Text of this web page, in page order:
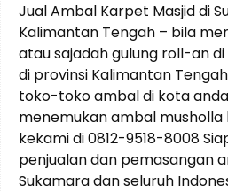
Jual Ambal Karpet Masjid di
Kalimantan Tengah – bila
atau sajadah gulung roll-an
di provinsi Kalimantan
toko-toko ambal di kota
menemukan ambal
kekami di 0812-9518-8008
penjualan dan pemasangan
Sukamara dan seluruh